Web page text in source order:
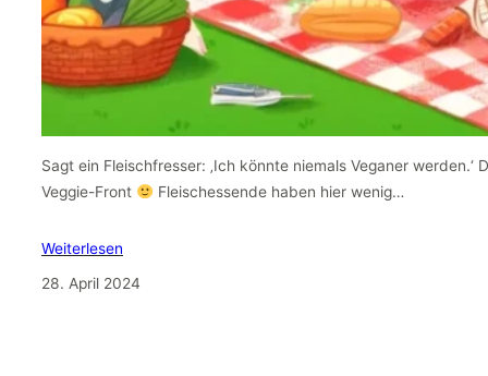
Sagt ein Fleischfresser: ‚Ich könnte niemals Veganer
Veggie-Front
Fleischessende haben hier wenig…
Weiterlesen
28. April 2024